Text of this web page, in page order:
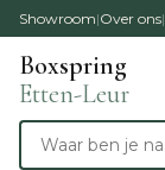
Showroom|Over ons|
Boxspring
Etten-Leur